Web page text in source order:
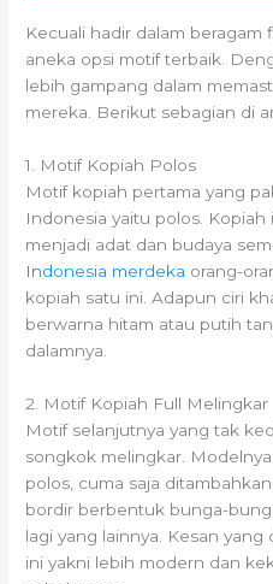
Kecuali hadir dalam beragam
aneka opsi motif terbaik.
lebih gampang dalam
mereka. Berikut sebagian di
1. Motif Kopiah Polos
Motif kopiah pertama yang
Indonesia yaitu polos.
menjadi adat dan budaya
Indonesia merdeka orang-
kopiah satu ini. Adapun ciri
berwarna hitam atau putih
dalamnya.
2. Motif Kopiah Full Melingkar
Motif selanjutnya yang tak
songkok melingkar.
polos, cuma saja
bordir berbentuk bunga-
lagi yang lainnya. Kesan
ini yakni lebih modern dan